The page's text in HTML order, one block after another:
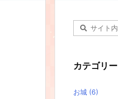
カテゴリー
お城 (6)